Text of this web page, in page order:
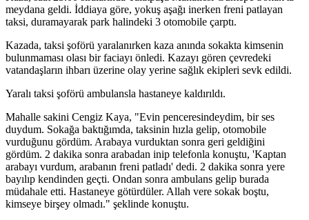
meydana geldi. İddiaya göre, yokuş aşağı inerken freni patlayan
taksi, duramayarak park halindeki 3 otomobile çarptı.
Kazada, taksi şoförü yaralanırken kaza anında sokakta kimsenin
bulunmaması olası bir faciayı önledi. Kazayı gören çevredeki
vatandaşların ihbarı üzerine olay yerine sağlık ekipleri sevk edildi.
Yaralı taksi şoförü ambulansla hastaneye kaldırıldı.
Mahalle sakini Cengiz Kaya, "Evin penceresindeydim, bir ses
duydum. Sokağa baktığımda, taksinin hızla gelip, otomobile
vurduğunu gördüm. Arabaya vurduktan sonra geri geldiğini
gördüm. 2 dakika sonra arabadan inip telefonla konuştu, 'Kaptan
arabayı vurdum, arabanın freni patladı' dedi. 2 dakika sonra yere
bayılıp kendinden geçti. Ondan sonra ambulans gelip burada
müdahale etti. Hastaneye götürdüler. Allah vere sokak boştu,
kimseye birşey olmadı." şeklinde konuştu.